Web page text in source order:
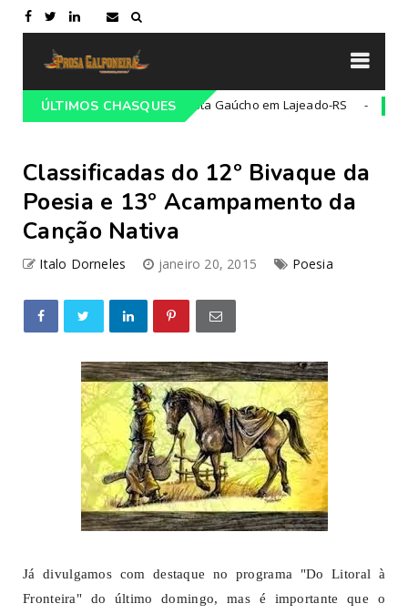
ÚLTIMOS CHASQUES
Congresso Tradicionalista Gaúcho em Lajeado-RS Campeiro
Classificadas do 12º Bivaque da
Poesia e 13º Acampamento da
Canção Nativa
Italo Dorneles janeiro 20, 2015 Poesia
Já divulgamos com destaque no programa "Do Litoral à
Fronteira" do último domingo, mas é importante que o